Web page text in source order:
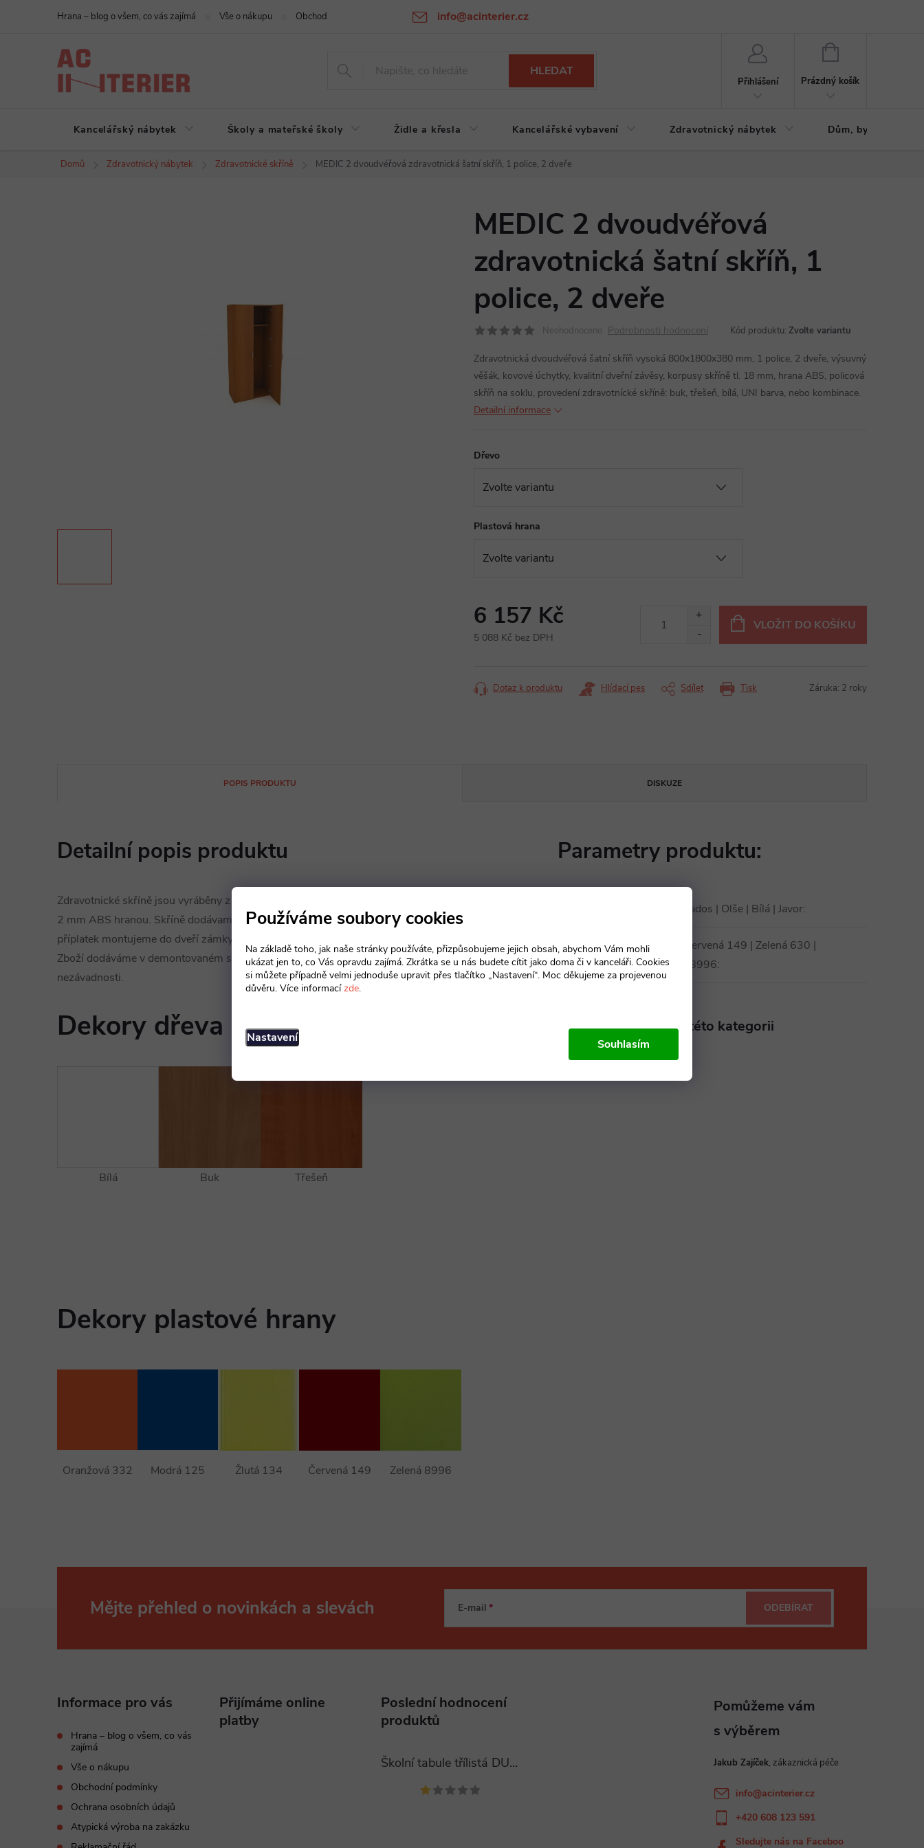
Používáme soubory cookies
Na základě toho, jak naše stránky používáte, přizpůsobujeme jejich obsah, abychom Vám mohli
ukázat jen to, co Vás opravdu zajímá. Zkrátka se u nás budete cítit jako doma či v kanceláři. Cookies
si můžete případně velmi jednoduše upravit přes tlačítko „Nastavení“. Moc děkujeme za projevenou
důvěru. Více informacízde.
Nastavení Souhlasím
info@acinterier.cz
Hrana – blog o všem, co vás zajímá Vše o nákupu Obchodní podmínky Ochrana osobních údajů Atypická výroba na zakázku
HLEDAT
Přihlášení
NÁKUPNÍ
Prázdný košík
Kancelářský nábytek Školy a mateřské školy Židle a křesla Kancelářské vybavení Zdravotnický nábytek Dům, byt, zahrada
Domů Zdravotnický nábytek Zdravotnické skříně MEDIC 2 dvoudvéřová zdravotnická šatní skříň, 1 police, 2 dveře
MEDIC 2 dvoudvéřová
zdravotnická šatní skříň, 1
police, 2 dveře
Neohodnoceno Podrobnosti hodnocení Kód produktu: Zvolte variantu
Zdravotnická dvoudvéřová šatní skříň vysoká 800x1800x380 mm, 1 police, 2 dveře, výsuvný
věšák, kovové úchytky, kvalitní dveřní závěsy, korpusy skříně tl. 18 mm, hrana ABS, policová
skříň na soklu, provedení zdravotnícké skříně: buk, třešeň, bílá, UNI barva, nebo kombinace.
Detailní informace
Dřevo
Plastová hrana
6 157 Kč
5 088 Kč bez DPH
VLOŽIT DO KOŠÍKU
Tisk
Dotaz k produktu Hlídací pes Sdílet Záruka: 2 roky
POPIS PRODUKTU DISKUZE
Detailní popis produktu
Zdravotnické skříně jsou vyráběny z desek 18 mm, namáhané hrany jsou opatřeny
2 mm ABS hranou. Skříně dodávame na soklech s kovovými úchytkami. Za
příplatek montujeme do dveří zámky. Na přání zákazníka lze zhotovit i atypické díly.
Zboží dodáváme v demontovaném stavu, zabalené v kartonu. Atest zdravotní
nezávadnosti.
Dekory dřeva
Bílá Buk Třešeň
Dekory plastové hrany
Oranžová 332 Modrá 125 Žlutá 134 Červená 149 Zelená 8996
Parametry produktu:
Bříza | Buk | Třešeň | Calvados | Olše | Bílá | Javor:
Modrá 125 | Žlutá 134 | Červená 149 | Zelená 630 |
Oranžová U 332 | Zelená 8996:
Produkt naleznete v této kategorii
Zdravotnické skříně
Mějte přehled o novinkách a slevách E-mail ODEBÍRAT
Informace pro vás
Hrana – blog o všem, co vás
zajímá
Vše o nákupu
Obchodní podmínky
Ochrana osobních údajů
Atypická výroba na zakázku
Přijímáme online
platby
Poslední hodnocení
produktů
Školní tabule třílistá DUBNO 400x120 cm Jakub Zajíček
info@acinterier.cz
+420 608 123 591
Sledujte nás na Faceboo